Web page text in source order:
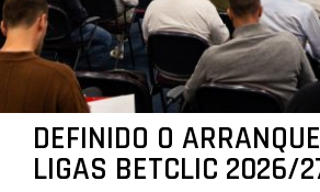
DEFINIDO O
LIGAS BETCLIC 2026/